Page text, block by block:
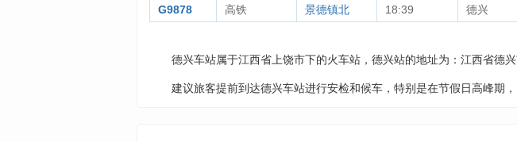
G9878
高铁 景德镇北 18:39 德兴
德兴车站属于江西省上饶市下的火车站，德兴站的地址为：江西省德
建议旅客提前到达德兴车站进行安检和候车，特别是在节假日高峰期